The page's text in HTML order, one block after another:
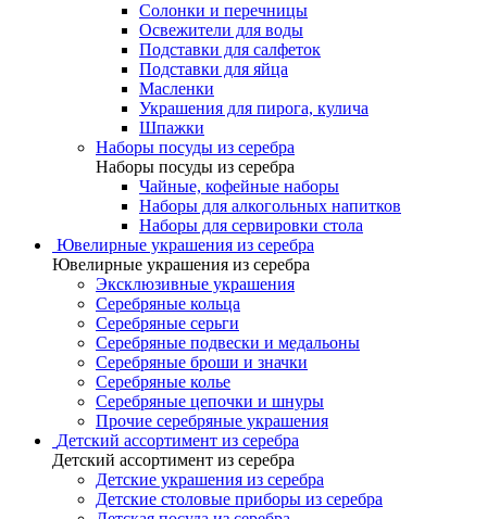
Солонки и перечницы
Освежители для воды
Подставки для салфеток
Подставки для яйца
Масленки
Украшения для пирога, кулича
Шпажки
Наборы посуды из серебра
Наборы посуды из серебра
Чайные, кофейные наборы
Наборы для алкогольных напитков
Наборы для сервировки стола
Ювелирные украшения из серебра
Ювелирные украшения из серебра
Эксклюзивные украшения
Серебряные кольца
Серебряные серьги
Серебряные подвески и медальоны
Серебряные броши и значки
Серебряные колье
Серебряные цепочки и шнуры
Прочие серебряные украшения
Детский ассортимент из серебра
Детский ассортимент из серебра
Детские украшения из серебра
Детские столовые приборы из серебра